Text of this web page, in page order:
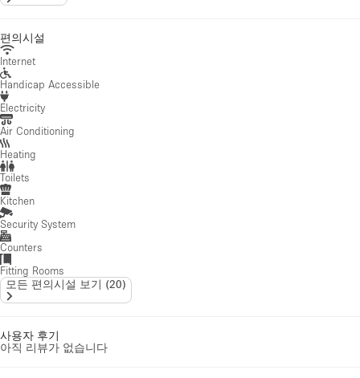
편의시설
Internet
Handicap Accessible
Electricity
Air Conditioning
Heating
Toilets
Kitchen
Security System
Counters
Fitting Rooms
모든 편의시설 보기 (20)
사용자 후기
아직 리뷰가 없습니다